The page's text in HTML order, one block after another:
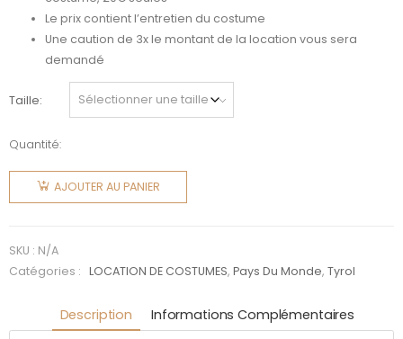
Le prix contient l’entretien du costume
Une caution de 3x le montant de la location vous sera
demandé
Taille
Quantité:
quantité
Bavaroise
AJOUTER AU PANIER
SKU : N/A
Catégories :
LOCATION DE COSTUMES,Pays Du Monde,Tyrol
Description Informations Complémentaires